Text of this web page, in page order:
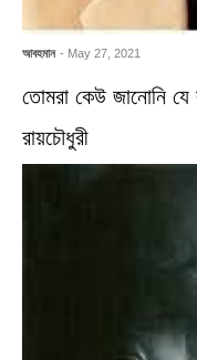
আবহমান - May 27, 2021
তোমরা কেউ জানোনি
রায়চৌধুরী